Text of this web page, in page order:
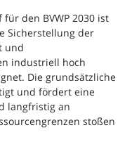
den BVWP 2030 ist
Sicherstellung der
und
industriell hoch
Die grundsätzliche
und fördert eine
langfristig an
stoßen